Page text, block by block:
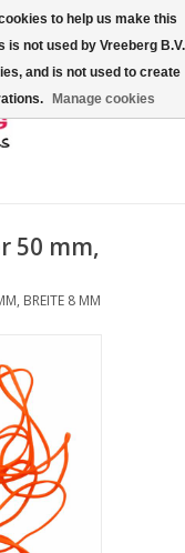
0 Artikel - €0,00
50 mm,
BREITE 8 MM
to help us make this
not used by Vreeberg B.V.
and is not used to create
Manage cookies